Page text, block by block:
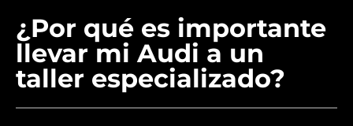
¿Por qué es importante
llevar mi Audi a un
taller especializado?